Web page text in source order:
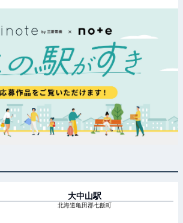
大中山駅
北海道亀田郡七飯町